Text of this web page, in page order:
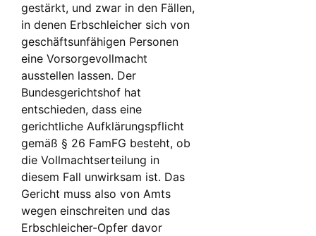
gestärkt, und zwar in den Fällen,
in denen Erbschleicher sich von
geschäftsunfähigen Personen
eine Vorsorgevollmacht
ausstellen lassen. Der
Bundesgerichtshof hat
entschieden, dass eine
gerichtliche Aufklärungspflicht
gemäß § 26 FamFG besteht, ob
die Vollmachtserteilung in
diesem Fall unwirksam ist. Das
Gericht muss also von Amts
wegen einschreiten und das
Erbschleicher-Opfer davor